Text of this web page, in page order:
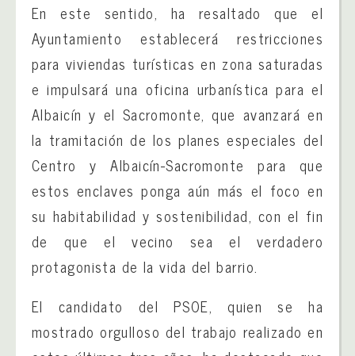
En este sentido, ha resaltado que el
Ayuntamiento establecerá restricciones
para viviendas turísticas en zona saturadas
e impulsará una oficina urbanística para el
Albaicín y el Sacromonte, que avanzará en
la tramitación de los planes especiales del
Centro y Albaicín-Sacromonte para que
estos enclaves ponga aún más el foco en
su habitabilidad y sostenibilidad, con el fin
de que el vecino sea el verdadero
protagonista de la vida del barrio.
El candidato del PSOE, quien se ha
mostrado orgulloso del trabajo realizado en